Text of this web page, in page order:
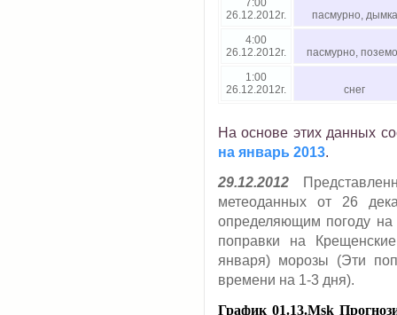
7:00
26.12.2012г.
пасмурно, дымка
4:00
26.12.2012г.
пасмурно,
1:00
26.12.2012г.
снег
На основе этих данных
на январь 2013.
29.12.2012
метеоданных от 26
определяющим погоду
поправки на
января) морозы (Эти
времени на 1-3 дня).
График 01.13.Msk